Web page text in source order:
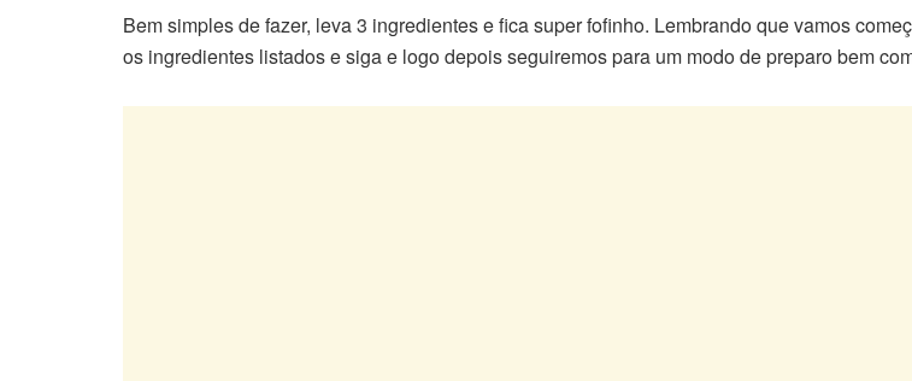
Bem simples de fazer, leva 3 ingredientes e fica super fofinho. Lembrando que vamos
os ingredientes listados e siga e logo depois seguiremos para um modo de preparo bem